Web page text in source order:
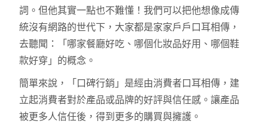
詞。但他其實一點也不難懂！我們可以把他想像成傳
統沒有網路的世代下，大家都是家家戶戶口耳相傳，
去聽聞：「哪家餐廳好吃、哪個化妝品好用、哪個鞋
款好穿」的概念。
簡單來說，「口碑行銷」是經由消費者口耳相傳，建
立起消費者對於產品或品牌的好評與信任感。讓產品
被更多人信任後，得到更多的購買與擁護。